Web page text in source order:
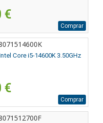
€
Comprar
Core i5-14600K 3.50GHz
€
Comprar